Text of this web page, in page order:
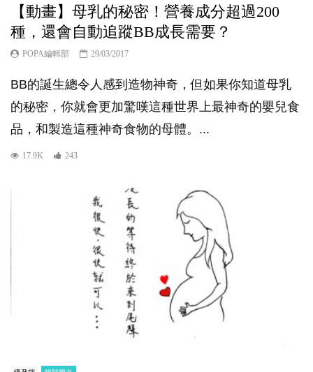
【動畫】母乳的秘密！營養成分超過200
種，還會自動追蹤BB成長需要？
POPA編輯部 29/03/2017
BB的誕生總令人感到造物神奇，但如果你知道母乳
的秘密，你就會更加驚嘆這種世界上最神奇的嬰兒食
品，和製造這種神奇食物的母體。...
17.9K 243